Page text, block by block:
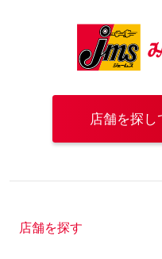
店舗を探し
店舗を探す